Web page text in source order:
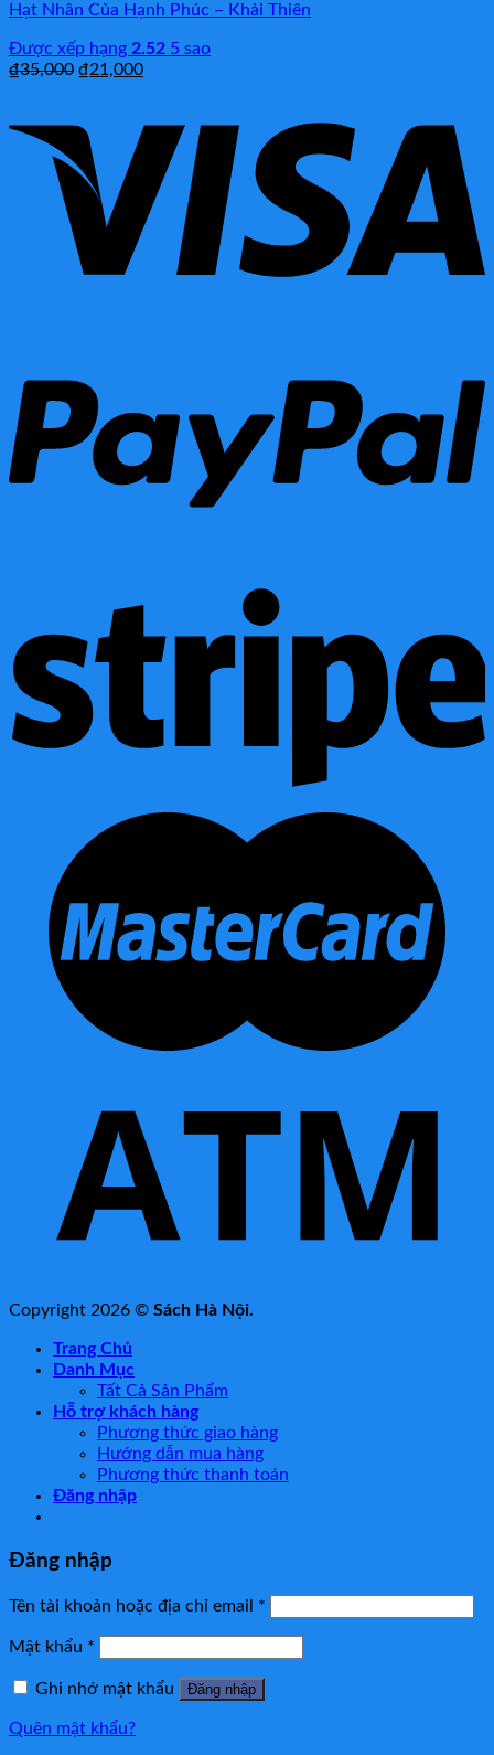
Hạt Nhân Của Hạnh Phúc – Khải Thiên
Được xếp hạng 2.52 5 sao
₫35,000 ₫21,000
Copyright 2026 © Sách Hà Nội.
Trang Chủ
Danh Mục
Tất Cả Sản Phẩm
Hỗ trợ khách hàng
Phương thức giao hàng
Hướng dẫn mua hàng
Phương thức thanh toán
Đăng nhập
Đăng nhập
Tên tài khoản hoặc địa chỉ email *
Mật khẩu *
Ghi nhớ mật khẩu Đăng nhập
Quên mật khẩu?